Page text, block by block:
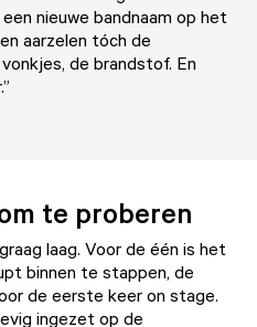
nieuwe bandnaam op het
aarzelen tóch de
de brandstof. En
te proberen
laag. Voor de één is het
binnen te stappen, de
de eerste keer on stage.
ingezet op de